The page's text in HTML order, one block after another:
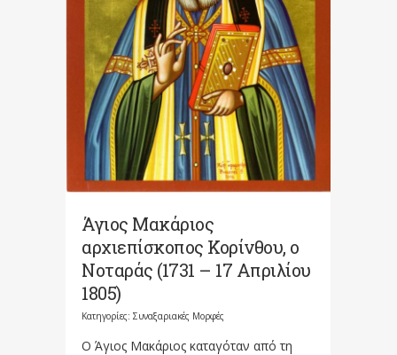
Άγιος Μακάριος
αρχιεπίσκοπος Κορίνθου, ο
Νοταράς (1731 – 17 Απριλίου
1805)
Κατηγορίες: Συναξαριακές Μορφές
Ο Άγιος Μακάριος καταγόταν από τη